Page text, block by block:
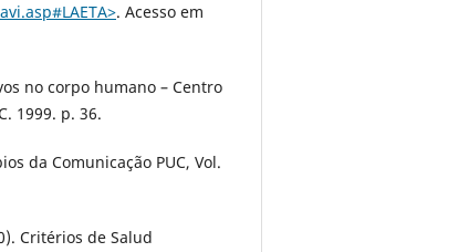
. Acesso em
no corpo humano – Centro
1999. p. 36.
da Comunicação PUC, Vol.
Critérios de Salud